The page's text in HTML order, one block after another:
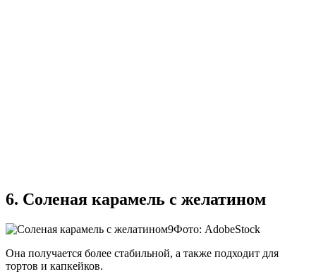
6. Соленая карамель с желатином
Фото: AdobeStock
Она получается более стабильной, а также подходит для
тортов и капкейков.